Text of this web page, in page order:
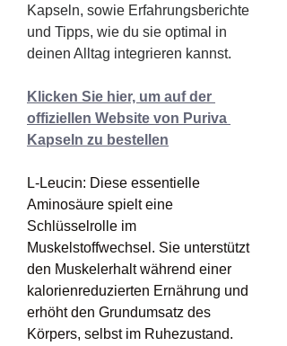
Kapseln, sowie Erfahrungsberichte
und Tipps, wie du sie optimal in
deinen Alltag integrieren kannst.
Klicken Sie hier, um auf der
offiziellen Website von Puriva
Kapseln zu bestellen
L-Leucin: Diese essentielle
Aminosäure spielt eine
Schlüsselrolle im
Muskelstoffwechsel. Sie unterstützt
den Muskelerhalt während einer
kalorienreduzierten Ernährung und
erhöht den Grundumsatz des
Körpers, selbst im Ruhezustand.